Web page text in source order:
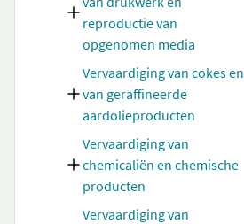
reproductie van
opgenomen media
Vervaardiging van cokes en
van geraffineerde
aardolieproducten
Vervaardiging van
chemicaliën en chemische
producten
Vervaardiging van